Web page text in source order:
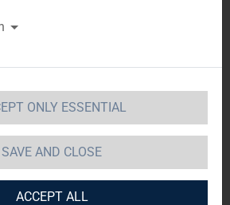
WpHG mit dem
AG 11.06.2015
einer
übermittelt durch DGAP -
Group AG.Für den Inhalt der
ONLY ESSENTIAL
SAVE AND CLOSE
ACCEPT ALL